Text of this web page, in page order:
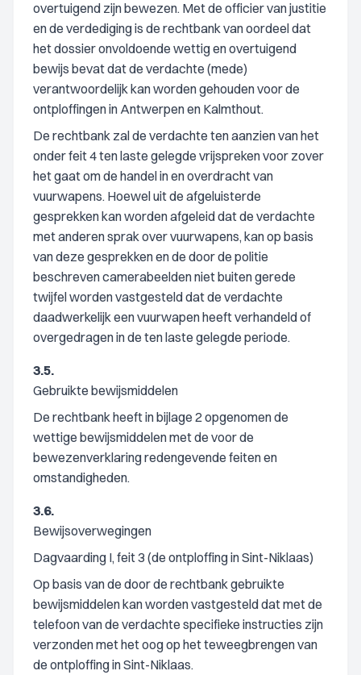
overtuigend zijn bewezen. Met de officier van justitie
en de verdediging is de rechtbank van oordeel dat
het dossier onvoldoende wettig en overtuigend
bewijs bevat dat de verdachte (mede)
verantwoordelijk kan worden gehouden voor de
ontploffingen in Antwerpen en Kalmthout.
De rechtbank zal de verdachte ten aanzien van het
onder feit 4 ten laste gelegde vrijspreken voor zover
het gaat om de handel in en overdracht van
vuurwapens. Hoewel uit de afgeluisterde
gesprekken kan worden afgeleid dat de verdachte
met anderen sprak over vuurwapens, kan op basis
van deze gesprekken en de door de politie
beschreven camerabeelden niet buiten gerede
twijfel worden vastgesteld dat de verdachte
daadwerkelijk een vuurwapen heeft verhandeld of
overgedragen in de ten laste gelegde periode.
3.5.
Gebruikte bewijsmiddelen
De rechtbank heeft in bijlage 2 opgenomen de
wettige bewijsmiddelen met de voor de
bewezenverklaring redengevende feiten en
omstandigheden.
3.6.
Bewijsoverwegingen
Dagvaarding I, feit 3 (de ontploffing in Sint-Niklaas)
Op basis van de door de rechtbank gebruikte
bewijsmiddelen kan worden vastgesteld dat met de
telefoon van de verdachte specifieke instructies zijn
verzonden met het oog op het teweegbrengen van
de ontploffing in Sint-Niklaas.